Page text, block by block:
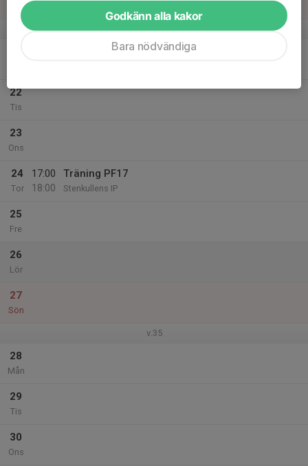
Sön
v.34
22
Tis
23
Ons
24
Tor
17:00
18:00
Träning PF17
Stenkullens IP
25
Fre
26
Lör
27
Sön
v.35
28
Mån
29
Tis
30
Ons
Godkänn alla kakor
Bara nödvändiga